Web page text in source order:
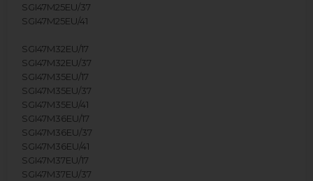
SGI47M25EU/37
SGI47M25EU/41
SGI47M32EU/17
SGI47M32EU/37
SGI47M35EU/17
SGI47M35EU/37
SGI47M35EU/41
SGI47M36EU/17
SGI47M36EU/37
SGI47M36EU/41
SGI47M37EU/17
SGI47M37EU/37